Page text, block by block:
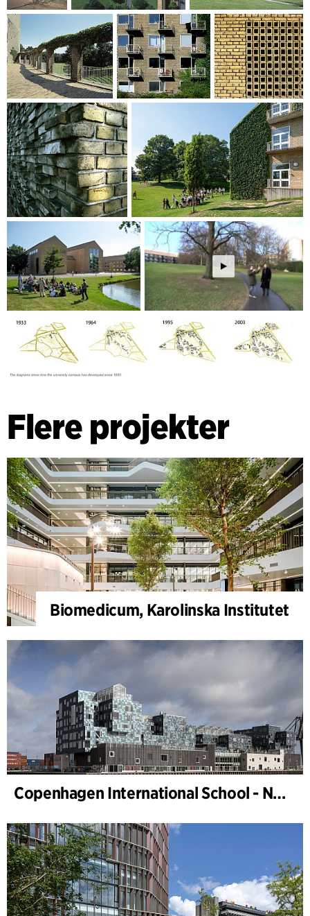
Flere projekter
Biomedicum, Karolinska Institutet
Copenhagen International School - Nordhavn